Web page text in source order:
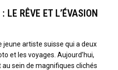
LE RÊVE ET L’ÉVASION
jeune artiste suisse qui a deux
et les voyages. Aujourd’hui,
sein de magnifiques clichés